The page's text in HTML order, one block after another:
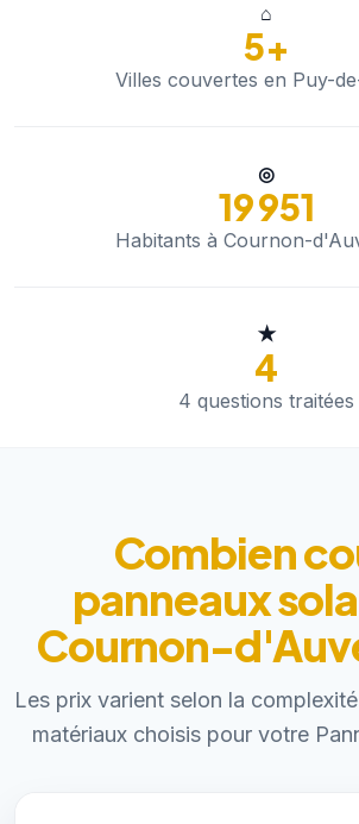
⌂
5+
Villes couvertes en Puy-
◎
19 951
Habitants à Cournon-
★
4
4 questions traitées
Combien
panneaux
Cournon-
Les prix varient selon la
matériaux choisis pour votre